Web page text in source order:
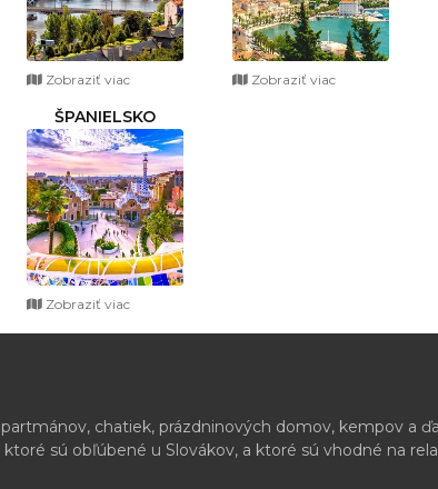
Zobraziť viac Zobraziť viac
ŠPANIELSKO
Zobraziť viac
chatiek, prázdninových domov, kempov a
sú obľúbené u Slovákov, a ktoré sú vhodné na